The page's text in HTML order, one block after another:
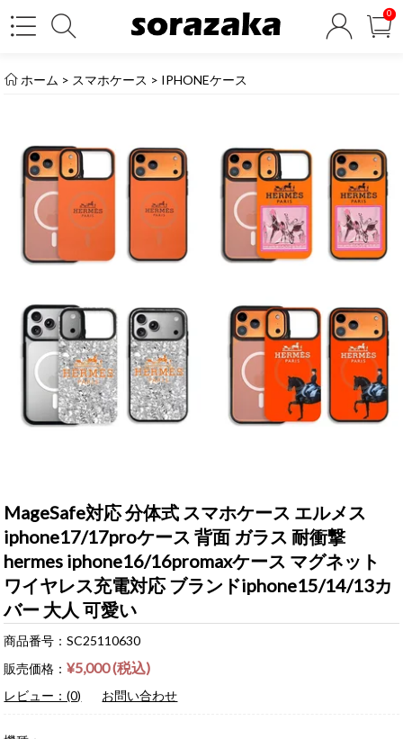
0
ホーム > スマホケース > IPHONEケース
MageSafe対応 分体式 スマホケース エルメス
iphone17/17proケース 背面 ガラス 耐衝撃
hermes iphone16/16promaxケース マグネット
ワイヤレス充電対応 ブランドiphone15/14/13カ
バー 大人 可愛い
商品番号：SC25110630
販売価格：¥5,000 (税込)
レビュー：(0) お問い合わせ